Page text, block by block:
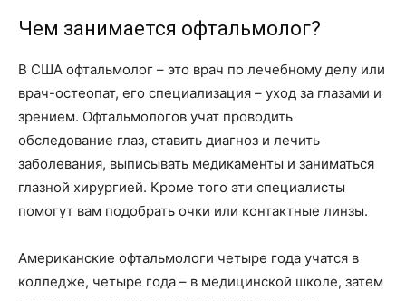
Чем занимается офтальмолог?
В США офтальмолог – это врач по лечебному делу или
врач-остеопат, его специализация – уход за глазами и
зрением. Офтальмологов учат проводить
обследование глаз, ставить диагноз и лечить
заболевания, выписывать медикаменты и заниматься
глазной хирургией. Кроме того эти специалисты
помогут вам подобрать очки или контактные линзы.
Американские офтальмологи четыре года учатся в
колледже, четыре года – в медицинской школе, затем